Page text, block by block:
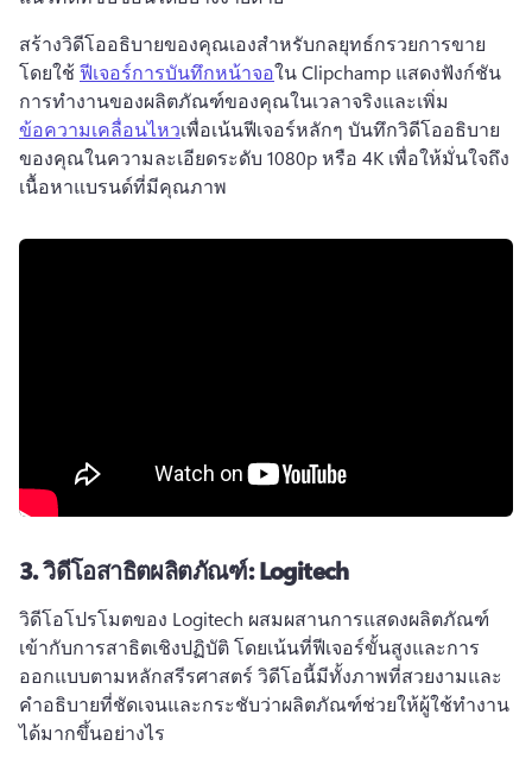
สร้างวิดีโออธิบายของคุณเองสำหรับกลยุทธ์กรวยการขาย
โดยใช้ ฟีเจอร์การบันทึกหน้าจอใน Clipchamp แสดงฟังก์ชัน
การทำงานของผลิตภัณฑ์ของคุณในเวลาจริงและเพิ่ม
ข้อความเคลื่อนไหวเพื่อเน้นฟีเจอร์หลักๆ บันทึกวิดีโออธิบาย
ของคุณในความละเอียดระดับ 1080p หรือ 4K เพื่อให้มั่นใจถึง
เนื้อหาแบรนด์ที่มีคุณภาพ
3.วิดีโอสาธิตผลิตภัณฑ์: Logitech
วิดีโอโปรโมตของ Logitech ผสมผสานการแสดงผลิตภัณฑ์
เข้ากับการสาธิตเชิงปฏิบัติ โดยเน้นที่ฟีเจอร์ขั้นสูงและการ
ออกแบบตามหลักสรีรศาสตร์ วิดีโอนี้มีทั้งภาพที่สวยงามและ
คำอธิบายที่ชัดเจนและกระชับว่าผลิตภัณฑ์ช่วยให้ผู้ใช้ทำงาน
ได้มากขึ้นอย่างไร